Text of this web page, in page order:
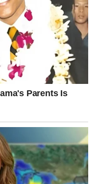
a.
u krvi– jer često prate
simptome, ali vaše
krvnih žila . Bolovi,
dlaka ili osjećaj
znakovi. Oni mogu
i povećan rizik
– obratiti se liječniku i
će dugoročno čuvati